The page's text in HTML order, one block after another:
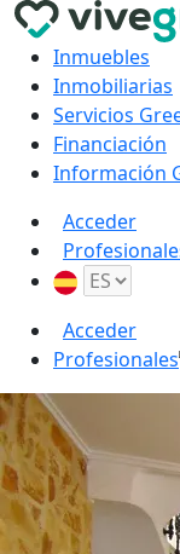
Inmuebles
Inmobiliarias
Servicios
Financiación
Información
Acceder
Acceder
Profesionales